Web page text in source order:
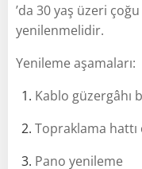
’da 30 yaş üzeri
yenilenmelidir.
Yenileme aşamaları:
Kablo güzergâhı
Topraklama
Pano yenileme